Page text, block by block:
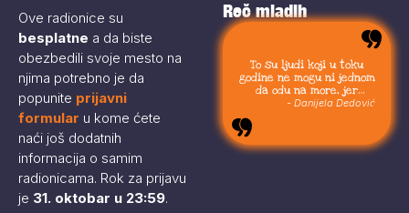
Ove radionice su
besplatne a da biste
obezbedili svoje mesto na
njima potrebno je da
popunite prijavni
formular u kome ćete
naći još dodatnih
informacija o samim
radionicama. Rok za prijavu
je 31. oktobar u 23:59.
Reč mladih
To su ljudi koji u toku
godine ne mogu ni jednom
da odu na more, jer
moraju da budu uvek sa
- Danijela Dedović